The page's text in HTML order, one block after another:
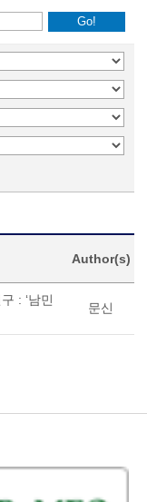
Author(s)
: ‘남민
문신